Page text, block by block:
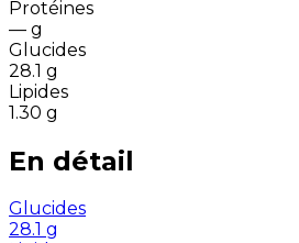
Protéines
— g
Glucides
28.1 g
Lipides
1.30 g
En détail
Glucides
28.1 g